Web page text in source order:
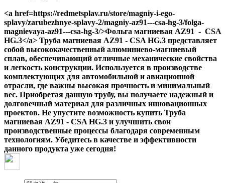
<a href=https://redmetsplav.ru/store/magniy-i-ego-
splavy/zarubezhnye-splavy-2/magniy-az91---csa-hg-3/folga-
magnievaya-az91---csa-hg-3/>Фольга магниевая AZ91 - CSA
HG.3</a> Труба магниевая AZ91 - CSA HG.3 представляет
собой высококачественный алюминиево-магниевый
сплав, обеспечивающий отличные механические свойства
и легкость конструкции. Используется в производстве
комплектующих для автомобильной и авиационной
отрасли, где важны высокая прочность и минимальный
вес. Приобретая данную трубу, вы получаете надежный и
долговечный материал для различных инновационных
проектов. Не упустите возможность купить Труба
магниевая AZ91 - CSA HG.3 и улучшить свои
производственные процессы благодаря современным
технологиям. Убедитесь в качестве и эффективности
данного продукта уже сегодня!